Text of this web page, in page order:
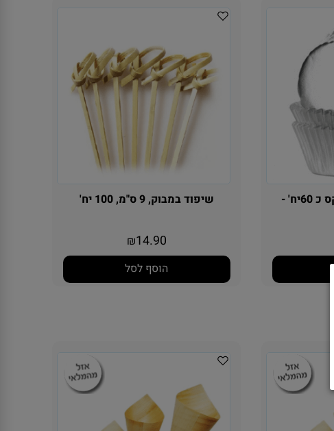
מנג'ט כסף לקאפקייקס כ 60יח' - שיפוד במבוק, 9 ס"מ, 100 יח'
₪ 14.90
הוסף לסל